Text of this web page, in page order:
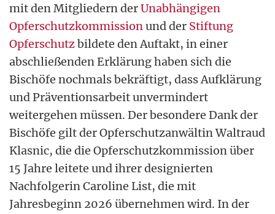
mit den Mitgliedern derUnabhängigen
Opferschutzkommissionund der Stiftung
Opferschutzbildete den Auftakt, in einer
abschließenden Erklärung haben sich die
Bischöfe nochmals bekräftigt, dass Aufklärung
und Präventionsarbeit unvermindert
weitergehen müssen. Der besondere Dank der
Bischöfe gilt der Opferschutzanwältin Waltraud
Klasnic, die die Opferschutzkommission über
15 Jahre leitete und ihrer designierten
Nachfolgerin Caroline List, die mit
Jahresbeginn 2026 übernehmen wird. In der